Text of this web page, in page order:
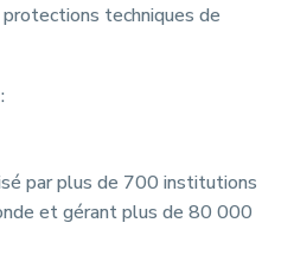
techniques de
par plus de 700 institutions
et gérant plus de 80 000